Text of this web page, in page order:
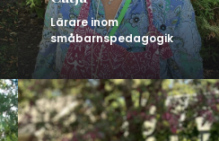
Lärare inom
småbarnspedagogik